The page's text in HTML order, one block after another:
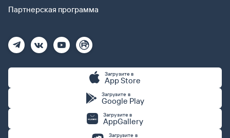
Партнерская программа
Загрузите в
App Store
Загрузите в
Google Play
Загрузите в
AppGallery
Загрузите в